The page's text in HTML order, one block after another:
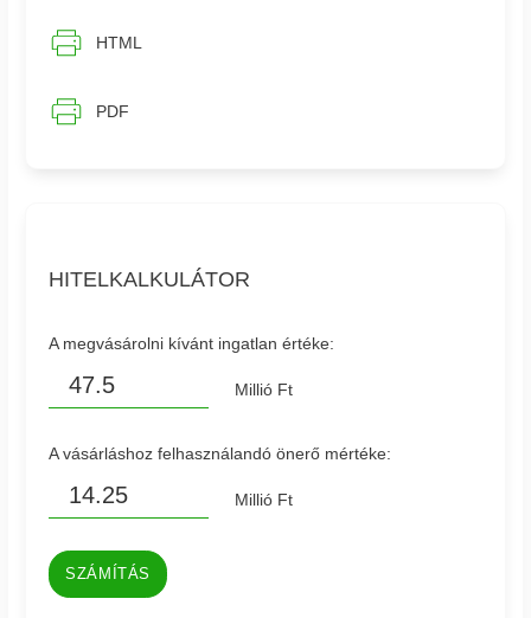
HITELKALKULÁTOR
A megvásárolni kívánt ingatlan értéke:
Millió Ft
A vásárláshoz felhasználandó önerő mértéke:
Millió Ft
SZÁMÍTÁS
HTML
PDF